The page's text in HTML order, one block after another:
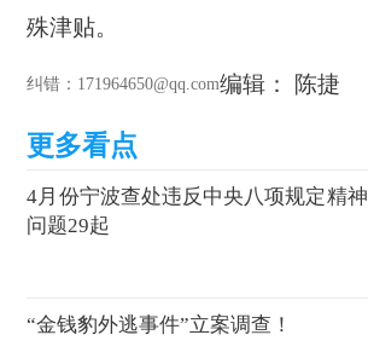
殊津贴。
纠错 ：171964650@qq.com编辑： 陈捷
4月份宁波查处违反中央八项规定精神
问题29起
“金钱豹外逃事件”立案调查！